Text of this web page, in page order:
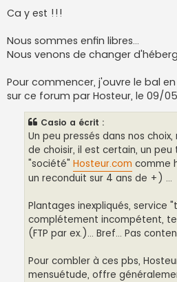
s
s
g
e
n
l
u
Ca y est !!!
Nous sommes enfin libres...
Nous venons de changer
Pour commencer, j'ouvre le bal
sur ce forum par Hosteur, le 09/
Casio a écrit :
Un peu pressés dans nos
de choisir, il est certain, un
"société" Hosteur.com comme
un reconduit sur 4 ans de +) ...
Plantages inexpliqués, service
complétement incompétent,
(FTP par ex.)... Bref... Pas
Pour combler à ces pbs,
mensuétude, offre